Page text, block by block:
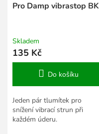
Pro Damp vibrastop BK
Skladem
135 Kč
Do košíku
Jeden pár tlumítek pro
snížení vibrací strun při
každém úderu.